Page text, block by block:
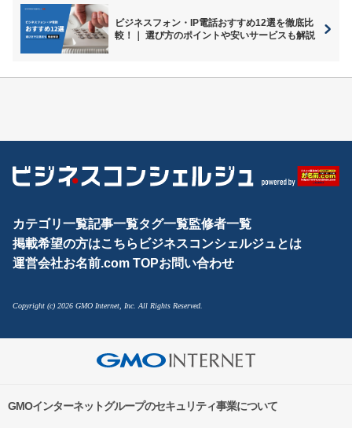
ビジネスフォン・IP電話おすすめ12選を徹底比
較！｜ 選び方のポイントや安いサービスも解説
カテゴリ一覧記事一覧タグ一覧監修者一覧
掲載希望の方はこちら ビジネスコンシェルジュとは
運営会社お名前.com TOPお問い合わせ
Copyright (c) 2026 GMO Internet, Inc. All Rights Reserved.
GMOインターネットグループのセキュリティ事業について